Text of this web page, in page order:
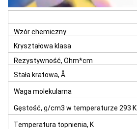
Wzór chemiczny
Kryształowa klasa
Rezystywność, Ohm*cm
Stała kratowa, Å
Waga molekularna
Gęstość, g/cm3 w temperaturze 293 K
Temperatura topnienia, K